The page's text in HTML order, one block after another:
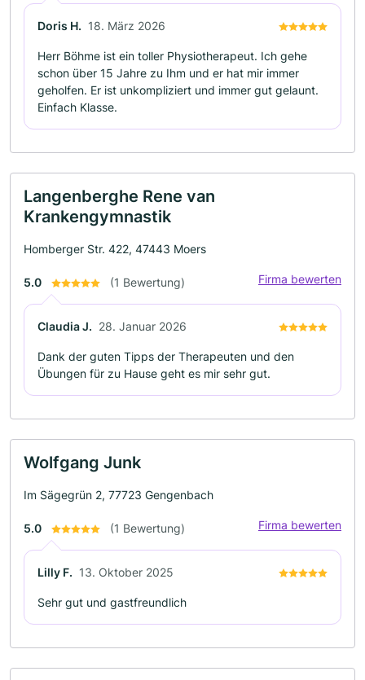
Doris H. 18. März 2026
Herr Böhme ist ein toller Physiotherapeut. Ich gehe
schon über 15 Jahre zu Ihm und er hat mir immer
geholfen. Er ist unkompliziert und immer gut gelaunt.
Einfach Klasse.
Langenberghe Rene van
Krankengymnastik
Homberger Str. 422, 47443 Moers
5.0 (1 Bewertung) Firma bewerten
Claudia J. 28. Januar 2026
Dank der guten Tipps der Therapeuten und den
Übungen für zu Hause geht es mir sehr gut.
Wolfgang Junk
Im Sägegrün 2, 77723 Gengenbach
5.0 (1 Bewertung) Firma bewerten
Lilly F. 13. Oktober 2025
Sehr gut und gastfreundlich